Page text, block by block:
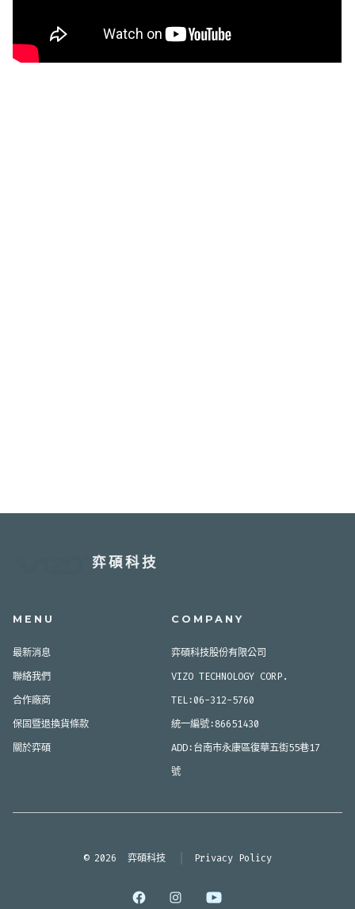
弈碩科技
MENU
最新消息
聯絡我們
合作廠商
保固暨退換貨條款
關於弈碩
COMPANY
弈碩科技股份有限公司
VIZO TECHNOLOGY CORP.
TEL:06-312-5760
統一編號:86651430
ADD:台南市永康區復華五街55巷17
號
© 2026 弈碩科技 Privacy Policy